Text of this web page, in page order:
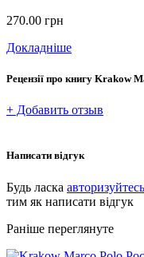
270.00 грн
Докладніше
Рецензії про книгу Krakow
+ Добавить отзыв
Написати відгук
Будь ласка авторизуйтесь
тим як написати відгук
Раніше переглянуте